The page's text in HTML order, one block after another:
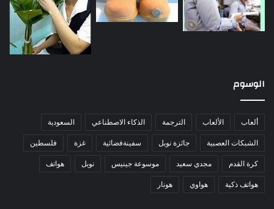
الوسوم
ألعاب الألعاب الترجمة الذكاء الاصطناعي السعودية
الشبكات العصبية جائزة نوبل سفينةفضائية غزة فلسطين
كرة القدم مجدي سعيد موسوعة جينيس نوبل هواتف
هواتف ذكية هواوي هونار